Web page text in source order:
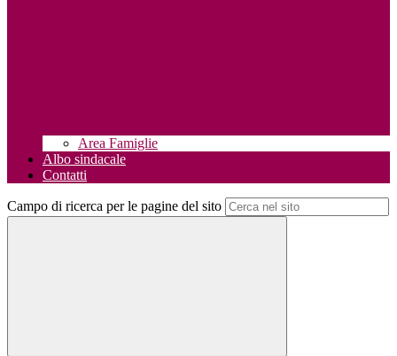
Area Famiglie
Albo sindacale
Contatti
Campo di ricerca per le pagine del sito